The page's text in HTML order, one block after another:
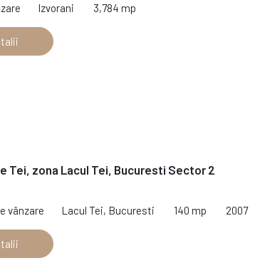
Izvorani 3,784 mp
Tei, zona Lacul Tei, Bucuresti Sector 2
vânzare Lacul Tei, Bucuresti 140 mp 2007